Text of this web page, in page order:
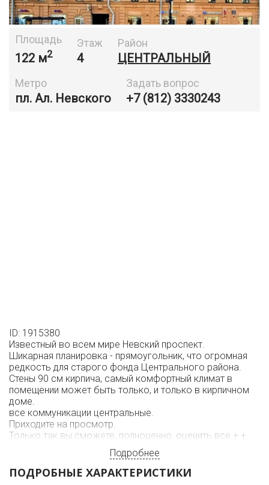
Площадь
122 м2
Этаж
4
Район
ЦЕНТРАЛЬНЫЙ
Метро
пл. Ал. Невского
Задать вопрос
+7 (812) 3330243
ID: 1915380
Известный во всем мире Невский проспект.
Шикарная планировка - прямоугольник, что огромная
редкость для старого фонда Центрального района.
Стены 90 см кирпича, самый комфортный климат в
помещении может быть только, и только в кирпичном
доме.
все коммуникации центральные.
Приходите на просмотр.
Только так вы сможете, полноценно, оценить все + +.
Подробнее
ПОДРОБНЫЕ ХАРАКТЕРИСТИКИ